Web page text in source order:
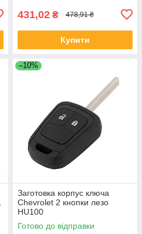
431,02 ₴ 478,91 ₴
Купити
–10%
Заготовка корпус ключа
Chevrolet 2 кнопки лезо
HU100
Готово до відправки